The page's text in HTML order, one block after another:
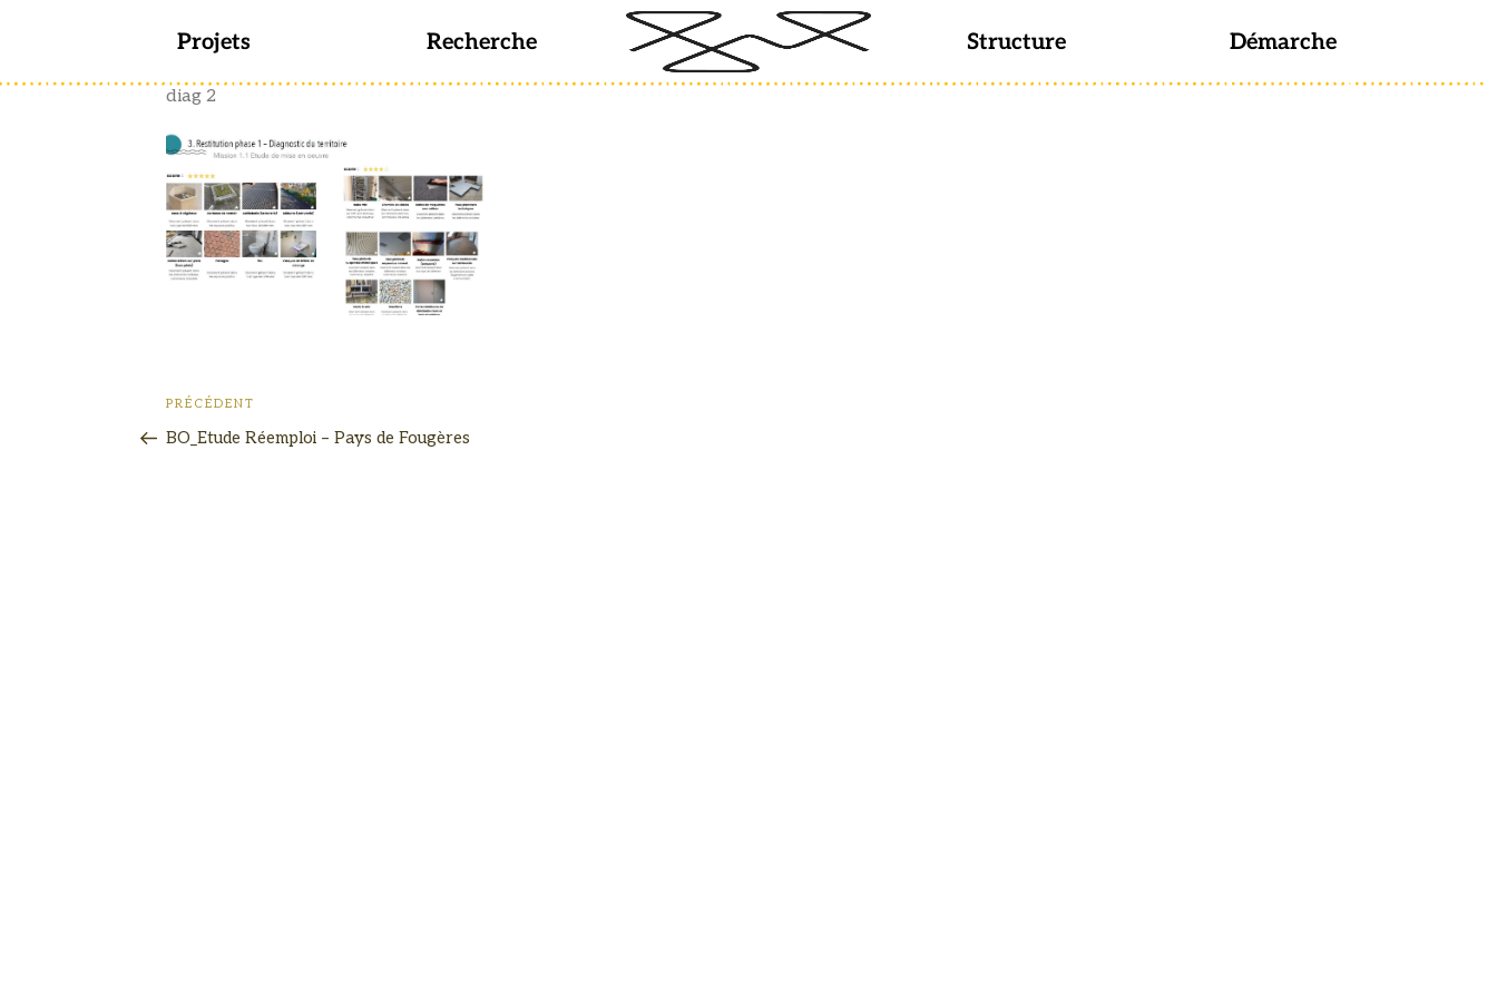
Projets Recherche Structure Démarche
diag 2
PRÉCÉDENT
BO_Etude Réemploi – Pays de Fougères